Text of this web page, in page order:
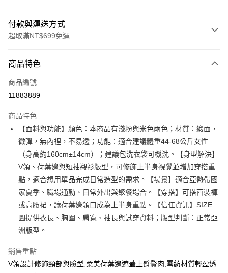
付款與運送方式
超取滿NT$699免運
信用卡一次付款
超商取貨付款
Apple Pay
街口支付
悠遊付
Google Pay
全支付
全盈+PAY
相關說明
【大哥付你分期使用說明】
商品特色
商品編號
11883889
商品特色
【面料與功能】顏色：本商品有淺粉與米色兩色；材質：緞面，
微彈，無內裡，不易透；功能：適合建議體重44-68公斤女性
（身高約160cm±14cm）；建議包洗衣袋可機洗。【身型解決】
V領、荷葉邊與短袖襯衫版型，可修飾上半身視覺並增加穿搭重
點，適合想用單品完成日常造型的需求。【場景】適合亞熱帶國
家夏季、職場通勤、日常外出與聚餐場合。【穿搭】可搭西裝褲
或高腰裙，讓荷葉邊領口成為上半身重點。【信任資訊】SIZE
圖提供衣長、胸圍、肩寬、袖長與試穿資料；版型判斷：正常亞
洲版型。
銷售重點
V領設計修飾頸部與臉型,柔美荷葉邊遮蓋上臂贅肉,雪紡材質輕盈透